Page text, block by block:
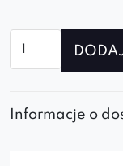
Krzesło
Informacje o